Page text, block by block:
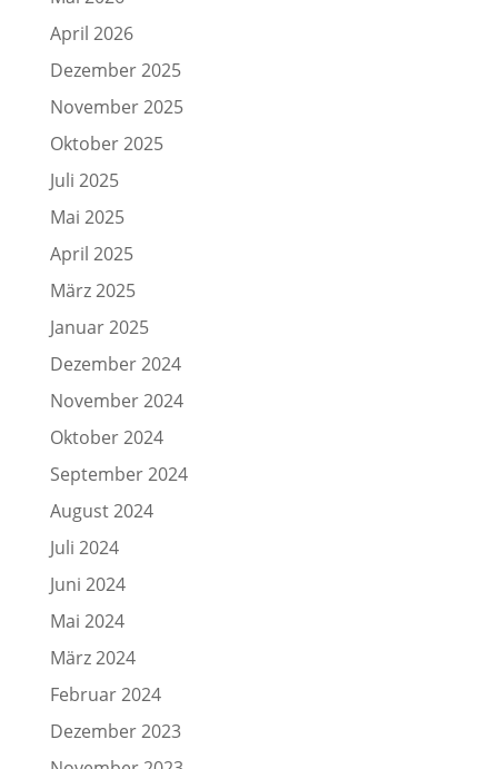
April 2026
Dezember 2025
November 2025
Oktober 2025
Juli 2025
Mai 2025
April 2025
März 2025
Januar 2025
Dezember 2024
November 2024
Oktober 2024
September 2024
August 2024
Juli 2024
Juni 2024
Mai 2024
März 2024
Februar 2024
Dezember 2023